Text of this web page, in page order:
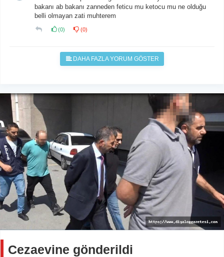
bakanı ab bakanı zanneden feticu mu ketocu mu ne olduğu
belli olmayan zati muhterem
(0) (0)
DAHA FAZLA YORUM GÖSTER
Cezaevine gönderildi